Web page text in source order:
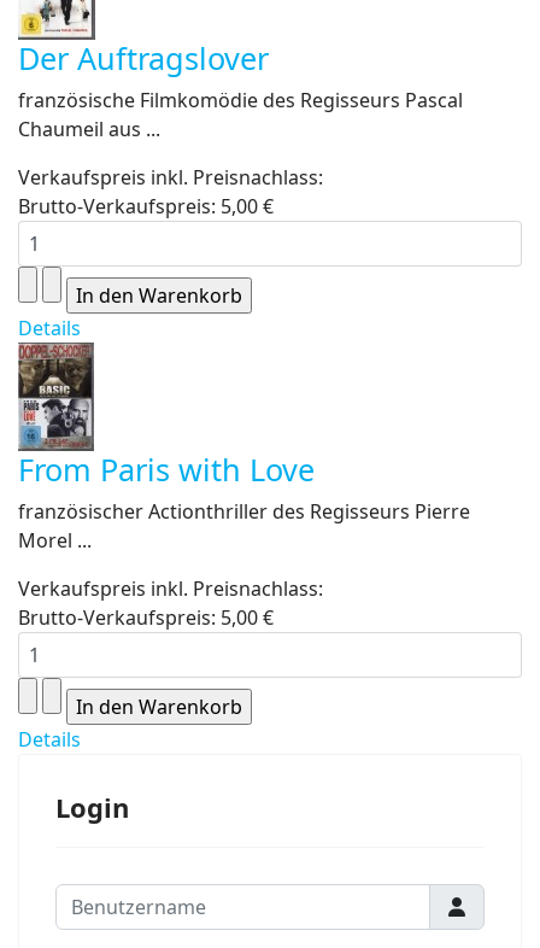
Der Auftragslover
französische Filmkomödie des Regisseurs Pascal
Chaumeil aus ...
Verkaufspreis inkl. Preisnachlass:
Brutto-Verkaufspreis: 5,00 €
Details
From Paris with Love
französischer Actionthriller des Regisseurs Pierre
Morel ...
Verkaufspreis inkl. Preisnachlass:
Brutto-Verkaufspreis: 5,00 €
Details
Login
Benutzername